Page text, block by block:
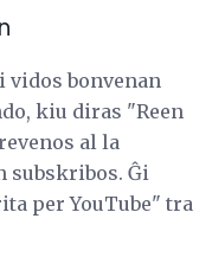
vidos bonvenan
kiu diras "Reen
al la
subskribos. Ĝi
per YouTube" tra